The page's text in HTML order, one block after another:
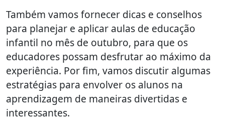
Também vamos fornecer dicas e conselhos
para planejar e aplicar aulas de educação
infantil no mês de outubro, para que os
educadores possam desfrutar ao máximo da
experiência. Por fim, vamos discutir algumas
estratégias para envolver os alunos na
aprendizagem de maneiras divertidas e
interessantes.